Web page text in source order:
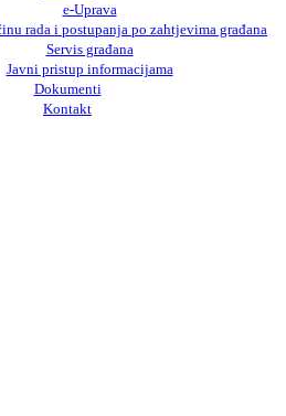
e-Uprava
rada i postupanja po zahtjevima građana
Servis građana
Javni pristup informacijama
Dokumenti
Kontakt